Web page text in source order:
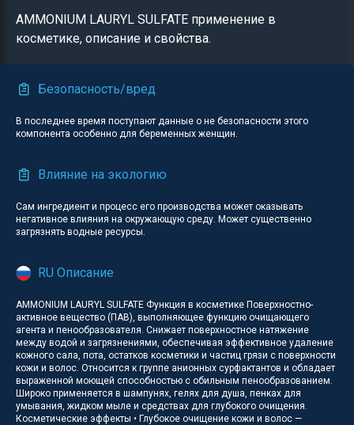
AMMONIUM LAURYL SULFATE применение в
косметике, описание и свойства.
Безопасность/вред
В последнее время поступают данные о не безопасности этого
компонента особенно для беременных женщин.
Влияние на экологию
Сам ингредиент и процесс его производства может оказывать
негативное влияния на окружающую среду. Может существенно
загрязнять водные ресурсы.
RU Описание
AMMONIUM LAURYL SULFATE Функция в косметике Поверхностно-
активное вещество (ПАВ), выполняющее функцию очищающего
агента и пенообразователя. Снижает поверхностное натяжение
между водой и загрязнениями, обеспечивая эффективное удаление
кожного сала, пота, остатков косметики и частиц грязи с поверхности
кожи и волос. Относится к группе анионных сурфактантов и обладает
выраженной моющей способностью с обильным пенообразованием.
Широко применяется в шампунях, гелях для душа, пенках для
умывания, жидком мыле и средствах для глубокого очищения.
Косметические эффекты • Глубокое очищение кожи и волос —